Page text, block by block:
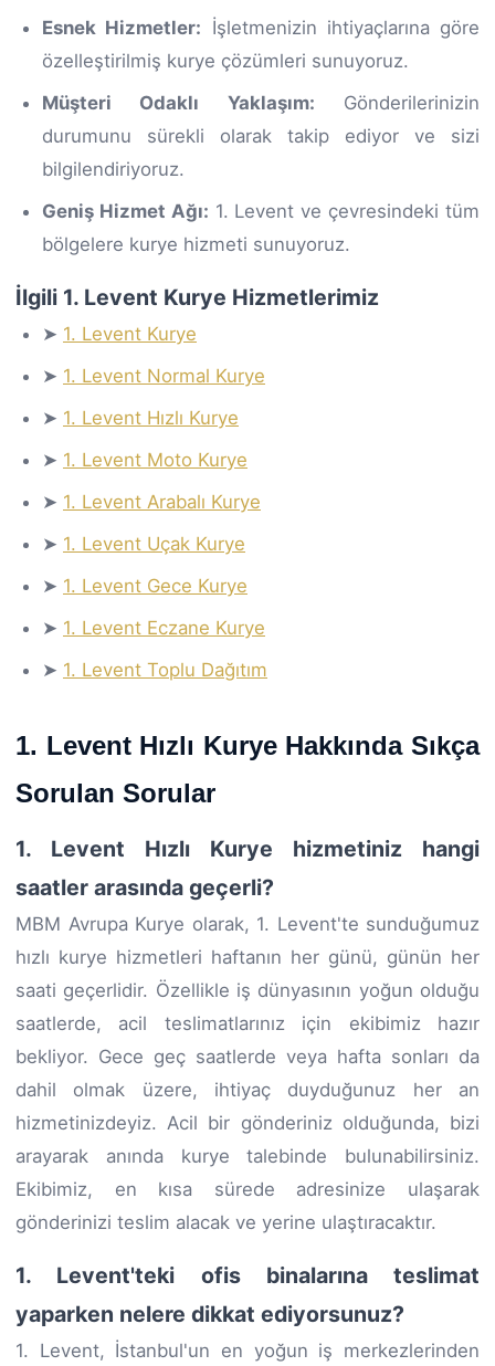
Esnek Hizmetler: İşletmenizin ihtiyaçlarına göre
özelleştirilmiş kurye çözümleri sunuyoruz.
Müşteri Odaklı Yaklaşım: Gönderilerinizin
durumunu sürekli olarak takip ediyor ve sizi
bilgilendiriyoruz.
Geniş Hizmet Ağı: 1. Levent ve çevresindeki tüm
bölgelere kurye hizmeti sunuyoruz.
İlgili 1. Levent Kurye Hizmetlerimiz
➤ 1. Levent Kurye
➤ 1. Levent Normal Kurye
➤ 1. Levent Hızlı Kurye
➤ 1. Levent Moto Kurye
➤ 1. Levent Arabalı Kurye
➤ 1. Levent Uçak Kurye
➤ 1. Levent Gece Kurye
➤ 1. Levent Eczane Kurye
➤ 1. Levent Toplu Dağıtım
1. Levent Hızlı Kurye Hakkında Sıkça
Sorulan Sorular
1. Levent Hızlı Kurye hizmetiniz hangi
saatler arasında geçerli?
MBM Avrupa Kurye olarak, 1. Levent'te sunduğumuz
hızlı kurye hizmetleri haftanın her günü, günün her
saati geçerlidir. Özellikle iş dünyasının yoğun olduğu
saatlerde, acil teslimatlarınız için ekibimiz hazır
bekliyor. Gece geç saatlerde veya hafta sonları da
dahil olmak üzere, ihtiyaç duyduğunuz her an
hizmetinizdeyiz. Acil bir gönderiniz olduğunda, bizi
arayarak anında kurye talebinde bulunabilirsiniz.
Ekibimiz, en kısa sürede adresinize ulaşarak
gönderinizi teslim alacak ve yerine ulaştıracaktır.
1. Levent'teki ofis binalarına teslimat
yaparken nelere dikkat ediyorsunuz?
1. Levent, İstanbul'un en yoğun iş merkezlerinden